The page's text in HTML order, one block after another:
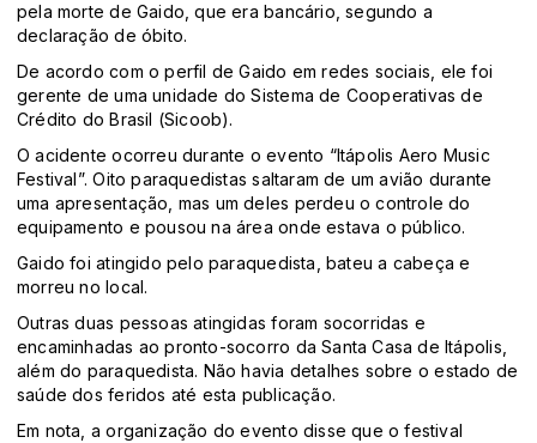
pela morte de Gaido, que era bancário, segundo a
declaração de óbito.
De acordo com o perfil de Gaido em redes sociais, ele foi
gerente de uma unidade do Sistema de Cooperativas de
Crédito do Brasil (Sicoob).
O acidente ocorreu durante o evento “Itápolis Aero Music
Festival”. Oito paraquedistas saltaram de um avião durante
uma apresentação, mas um deles perdeu o controle do
equipamento e pousou na área onde estava o público.
Gaido foi atingido pelo paraquedista, bateu a cabeça e
morreu no local.
Outras duas pessoas atingidas foram socorridas e
encaminhadas ao pronto-socorro da Santa Casa de Itápolis,
além do paraquedista. Não havia detalhes sobre o estado de
saúde dos feridos até esta publicação.
Em nota, a organização do evento disse que o festival